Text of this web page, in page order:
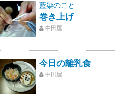
藍染のこと
巻き上げ
中田屋
今日の離乳食
中田屋